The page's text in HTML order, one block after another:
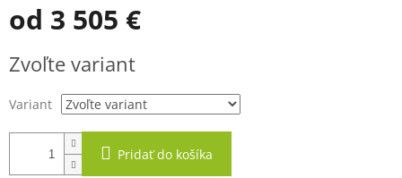
od 3 505 €
cena:
Zvoľte variant
Variant
Pridať do košíka